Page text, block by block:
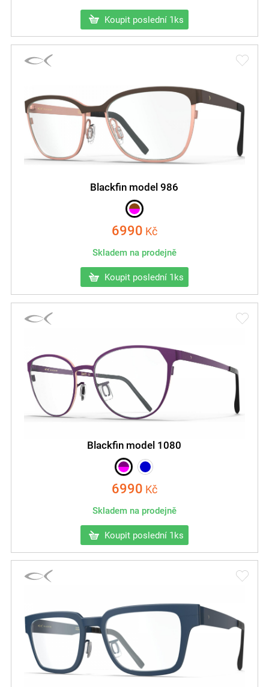
Koupit poslední 1ks
Blackfin model 986
6990 Kč
Skladem na prodejně
Koupit poslední 1ks
Blackfin model 1080
6990 Kč
Skladem na prodejně
Koupit poslední 1ks